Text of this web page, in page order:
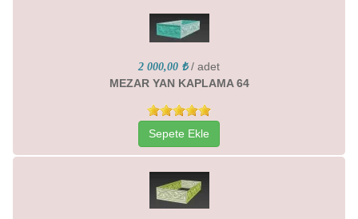
2 000,00 ₺ / adet
MEZAR YAN KAPLAMA 64
Sepete Ekle